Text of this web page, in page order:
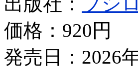
価格： 920円
発売日：2026